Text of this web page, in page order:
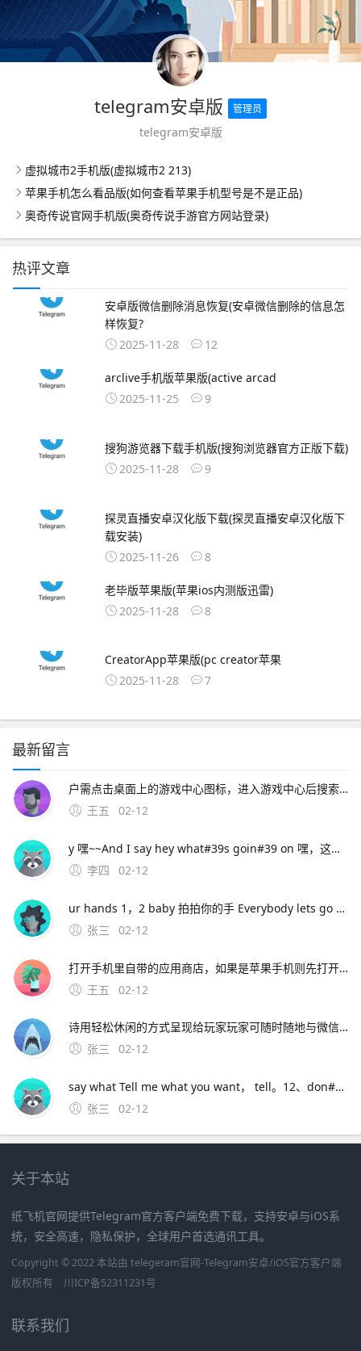
telegram安卓版 管理员
telegram安卓版
虚拟城市2手机版(虚拟城市2 213)
苹果手机怎么看品版(如何查看苹果手机型号是不是正品)
奥奇传说官网手机版(奥奇传说手游官方网站登录)
热评文章
安卓版微信删除消息恢复(安卓微信删除的信息怎
样恢复?
2025-11-28
12
arclive手机版苹果版(active arcad
2025-11-25
9
搜狗游览器下载手机版(搜狗浏览器官方正版下载)
2025-11-28
9
探灵直播安卓汉化版下载(探灵直播安卓汉化版下
载安装)
2025-11-26
8
老毕版苹果版(苹果ios内测版迅雷)
2025-11-28
8
CreatorApp苹果版(pc creator苹果
2025-11-28
7
最新留言
户需点击桌面上的游戏中心图标，进入游戏中心后搜索咸鱼之王，下载安装游戏后再进行登录手动安装游戏并登录如已安装MuMu模拟器但未预安装咸鱼之王，用户可点击模拟器内的“下载安卓版”按钮，下载咸鱼之王的apk文件下载完成后，将apk文件直接拖入
王五
02-12
y 嘿~~And I say hey what#39s goin#39 on 嘿，这是怎么了 And I say hey 嘿~~I said hey what#39s goin#39 on 嘿，这是怎么了 And I t
李四
02-12
ur hands 1，2 baby 拍拍你的手 Everybody lets go ha ha ha ha 让每个人都去哈哈哈哈 I want yall ladies clap again 我想女士们再次拍手 Let m
张三
02-12
打开手机里自带的应用商店，如果是苹果手机则先打开APP STORE2在应用商店或者APP STORE里的搜索框搜索“支付宝”，3在搜索结果中选择 支付宝 下载并安装4安装完成后即可在手机桌面打开运行支付宝包括安卓版和苹果版，需要对应手机系统进行下载安卓版。应用宝是腾讯推出的应用商店，主要面
王五
02-12
诗用轻松休闲的方式呈现给玩家玩家可随时随地与微信好友好友互动，分享你的丰功伟绩，与好友一起戎马七国，征战天下 七雄争霸手机版特色系统联盟系统 在七雄。3、手机下载个apk编辑器，用编辑器找到安装包，长按安装包出来菜单后， 点制作共存就行了，会生成另一个安装包，安装就行了。4、喜欢玩国战手游的
张三
02-12
say what Tell me what you want， tell。12、don#39t you let me go Say what 不要让我走 don#39t you let me down One more time now 你不要让我失望 1，2 baby clap ur
张三
02-12
关于本站
纸飞机官网提供Telegram官方客户端免费下载，支持安卓与iOS系
统，安全高速，隐私保护，全球用户首选通讯工具。
Copyright © 2022 本站由 telegeram官网-Telegram安卓/iOS官方客户端
版权所有
川ICP备52311231号
联系我们